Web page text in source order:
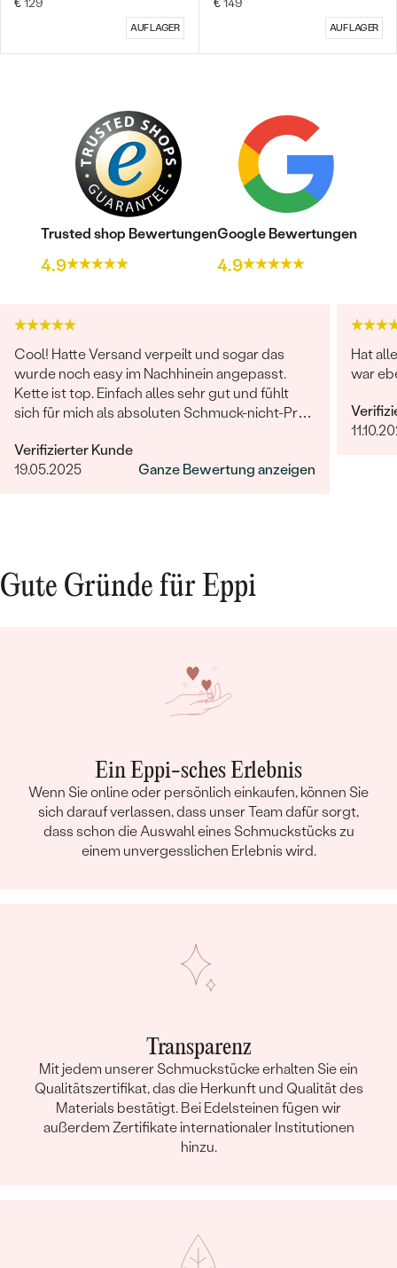
€ 129
AUF LAGER
€ 149
AUF LAGER
Trusted shop Bewertungen
4.9
Google Bewertungen
4.9
Cool! Hatte Versand verpeilt und sogar das
wurde noch easy im Nachhinein angepasst.
Kette ist top. Einfach alles sehr gut und fühlt
sich für mich als absoluten Schmuck-nicht-Profi
Verifizierter Kunde
19.05.2025
Ganze Bewertung anzeigen
Hat
war
Gute Gründe für Eppi
Ein Eppi-sches Erlebnis
Wenn Sie online oder persönlich einkaufen, können Sie
sich darauf verlassen, dass unser Team dafür sorgt,
dass schon die Auswahl eines Schmuckstücks zu
einem unvergesslichen Erlebnis wird.
Transparenz
Mit jedem unserer Schmuckstücke erhalten Sie ein
Qualitätszertifikat, das die Herkunft und Qualität des
Materials bestätigt. Bei Edelsteinen fügen wir
außerdem Zertifikate internationaler Institutionen
hinzu.